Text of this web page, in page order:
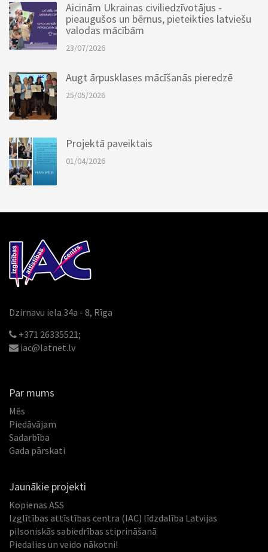
Aicinām Ukrainas civiliedzīvotājus -
pieaugušos un bērnus, pieteikties latviešu
valodas mācībām
23/07/2026
Augt ārpusklases mācīšanās pieredzē
25/05/2026
Projektā paveiktais
01/04/2026
Dzirnavu iela 34a - 8, Rīga
+371 26335521;
iac@latnet.lv
Par mums
Mēs
Piedāvājam
Sadarbība
Gada pārskati
Jaunākie projekti
Kopienas ASS
Izglītības attīstības centra (IAC) līdzdalība Latvijas
pilsoniskās sabiedrības stiprināšanā
Piedalies un veido nākotni!